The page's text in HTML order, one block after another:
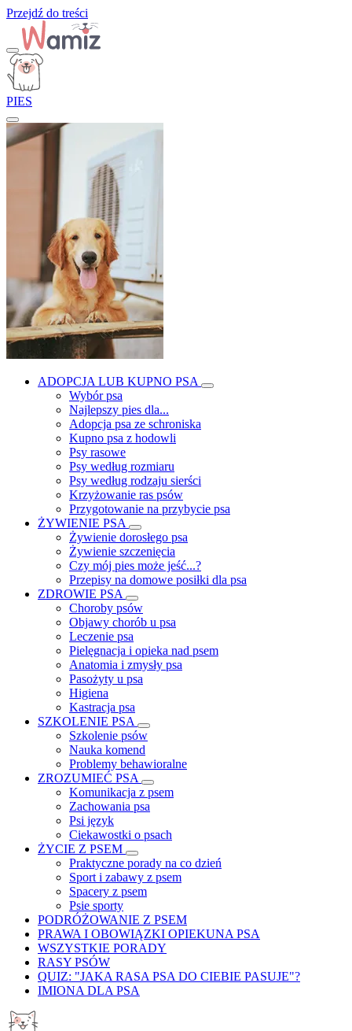
Przejdź do treści
PIES
ADOPCJA LUB KUPNO PSA
Wybór psa
Najlepszy pies dla...
Adopcja psa ze schroniska
Kupno psa z hodowli
Psy rasowe
Psy według rozmiaru
Psy według rodzaju sierści
Krzyżowanie ras psów
Przygotowanie na przybycie psa
ŻYWIENIE PSA
Żywienie dorosłego psa
Żywienie szczenięcia
Czy mój pies może jeść...?
Przepisy na domowe posiłki dla psa
ZDROWIE PSA
Choroby psów
Objawy chorób u psa
Leczenie psa
Pielęgnacja i opieka nad psem
Anatomia i zmysły psa
Pasożyty u psa
Higiena
Kastracja psa
SZKOLENIE PSA
Szkolenie psów
Nauka komend
Problemy behawioralne
ZROZUMIEĆ PSA
Komunikacja z psem
Zachowania psa
Psi język
Ciekawostki o psach
ŻYCIE Z PSEM
Praktyczne porady na co dzień
Sport i zabawy z psem
Spacery z psem
Psie sporty
PODRÓŻOWANIE Z PSEM
PRAWA I OBOWIĄZKI OPIEKUNA PSA
WSZYSTKIE PORADY
RASY PSÓW
QUIZ: "JAKA RASA PSA DO CIEBIE PASUJE"?
IMIONA DLA PSA